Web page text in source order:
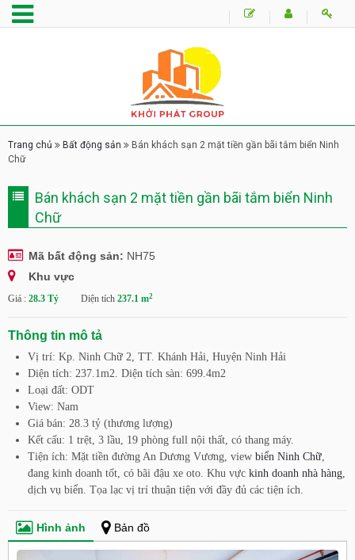
Trang chủ Bất động sản
Bán khách sạn 2 mặt tiền gần bãi tắm biển Ninh
Chữ
Bán khách sạn 2 mặt tiền gần bãi tắm biển Ninh
Chữ
Mã bất động sản: NH75
Khu vực
Giá : 28.3 Tỷ Diện tích 237.1 m2
Thông tin mô tả
Vị trí: Kp. Ninh Chữ 2, TT. Khánh Hải, Huyện Ninh Hải
Diện tích: 237.1m2. Diện tích sàn: 699.4m2
Loại đất: ODT
View: Nam
Giá bán: 28.3 tỷ (thương lượng)
Kết cấu: 1 trệt, 3 lầu, 19 phòng full nội thất, có thang máy.
Tiện ích: Mặt tiền đường An Dương Vương, view biển Ninh Chữ,
đang kinh doanh tốt, có bãi đậu xe oto. Khu vực kinh doanh nhà hàng,
dịch vụ biển. Tọa lạc vị trí thuận tiện với đầy đủ các tiện ích.
Hình ảnh Bản đồ